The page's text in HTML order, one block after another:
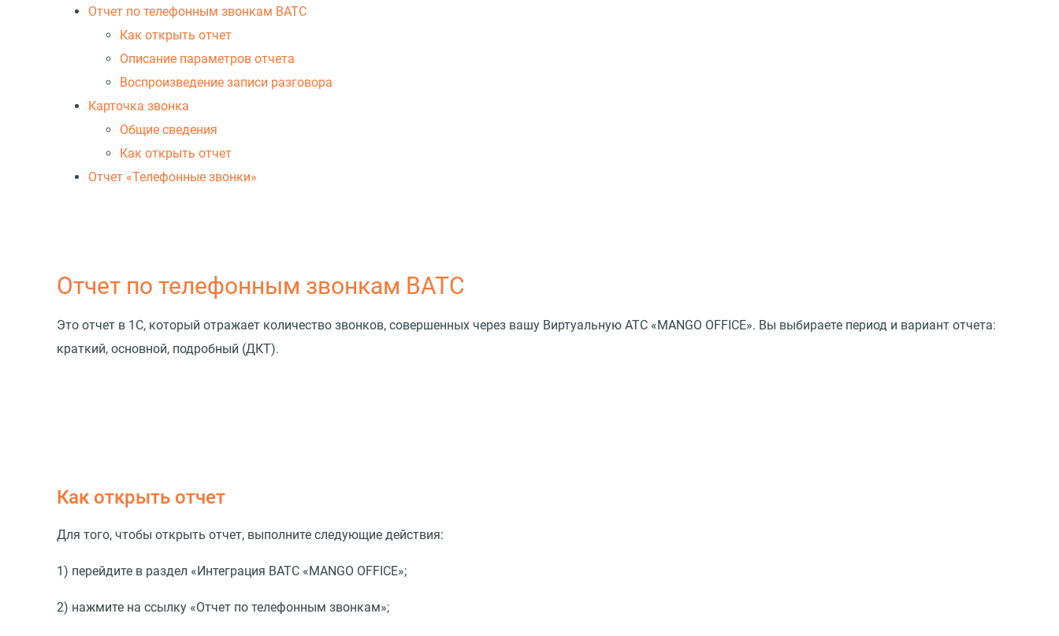
Отчет по телефонным звонкам ВАТС
Как открыть отчет
Описание параметров отчета
Воспроизведение записи разговора
Карточка звонка
Общие сведения
Как открыть отчет
Отчет «Телефонные звонки»
Отчет по телефонным звонкам ВАТС
Это отчет в 1С, который отражает количество звонков, совершенных через вашу Виртуальную АТС «MANGO OFFICE». Вы выбираете период и вариант отчета:
краткий, основной, подробный (ДКТ).
Как открыть отчет
Для того, чтобы открыть отчет, выполните следующие действия:
1) перейдите в раздел « Интеграция ВАТС «MANGO OFFICE»;
2) нажмите на ссылку «Отчет по телефонным звонкам»;